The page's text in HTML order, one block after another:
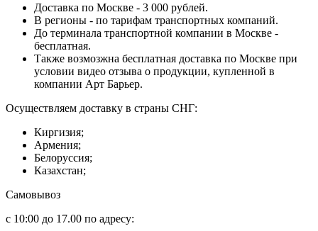
Доставка по Москве - 3 000 рублей.
В регионы - по тарифам транспортных компаний.
До терминала транспортной компании в Москве -
бесплатная.
Также возмозжна бесплатная доставка по Москве при
условии видео отзыва о продукции, купленной в
компании Арт Барьер.
Осуществляем доставку в страны СНГ:
Киргизия;
Армения;
Белоруссия;
Казахстан;
Самовывоз
с 10:00 до 17.00 по адресу: